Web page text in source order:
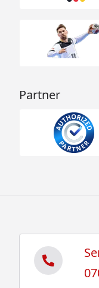
Partner